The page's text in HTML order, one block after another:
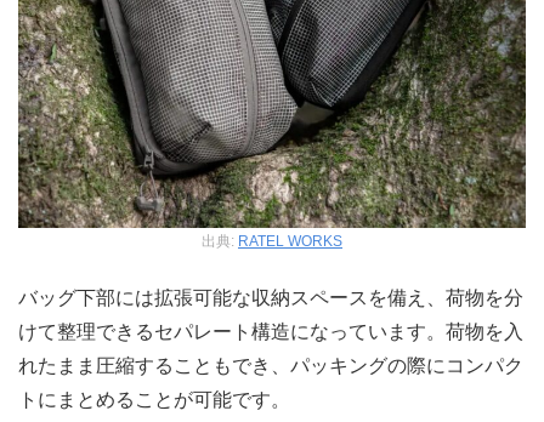
出典: RATEL WORKS
バッグ下部には拡張可能な収納スペースを備え、荷物を分
けて整理できるセパレート構造になっています。荷物を入
れたまま圧縮することもでき、パッキングの際にコンパク
トにまとめることが可能です。